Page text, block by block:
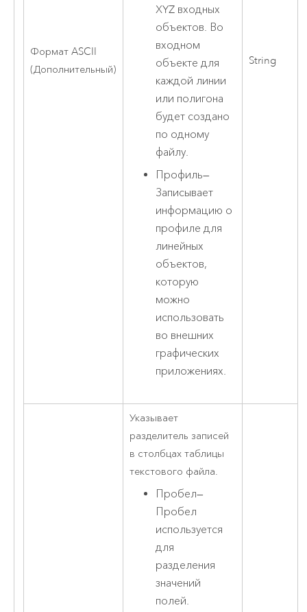
Формат ASCII
(Дополнительный)
XYZ входных
объектов. Во
входном
объекте для
каждой линии
или полигона
будет создано
по одному
файлу.
Профиль—
Записывает
информацию о
профиле для
линейных
объектов,
которую
можно
использовать
во внешних
графических
приложениях.
String
Указывает
разделитель записей
в столбцах таблицы
текстового файла.
Пробел—
Пробел
используется
для
разделения
значений
полей.